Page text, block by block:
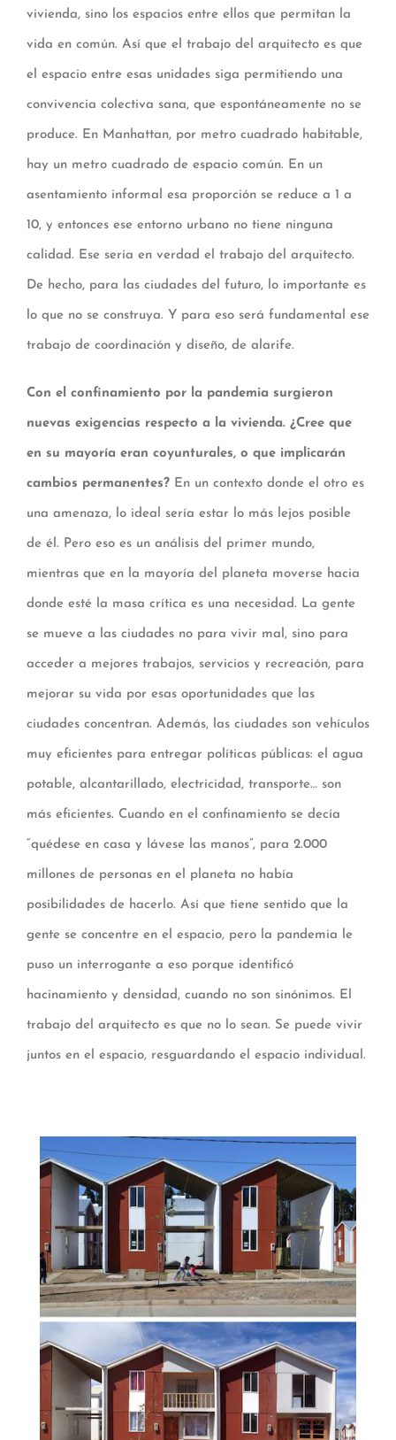
vivienda, sino los espacios entre ellos que permitan la
vida en común. Así que el trabajo del arquitecto es que
el espacio entre esas unidades siga permitiendo una
convivencia colectiva sana, que espontáneamente no se
produce. En Manhattan, por metro cuadrado habitable,
hay un metro cuadrado de espacio común. En un
asentamiento informal esa proporción se reduce a 1 a
10, y entonces ese entorno urbano no tiene ninguna
calidad. Ese sería en verdad el trabajo del arquitecto.
De hecho, para las ciudades del futuro, lo importante es
lo que no se construya. Y para eso será fundamental ese
trabajo de coordinación y diseño, de alarife.
Con el confinamiento por la pandemia surgieron
nuevas exigencias respecto a la vivienda. ¿Cree que
en su mayoría eran coyunturales, o que implicarán
cambios permanentes? En un contexto donde el otro es
una amenaza, lo ideal sería estar lo más lejos posible
de él. Pero eso es un análisis del primer mundo,
mientras que en la mayoría del planeta moverse hacia
donde esté la masa crítica es una necesidad. La gente
se mueve a las ciudades no para vivir mal, sino para
acceder a mejores trabajos, servicios y recreación, para
mejorar su vida por esas oportunidades que las
ciudades concentran. Además, las ciudades son vehículos
muy eficientes para entregar políticas públicas: el agua
potable, alcantarillado, electricidad, transporte… son
más eficientes. Cuando en el confinamiento se decía
“quédese en casa y lávese las manos”, para 2.000
millones de personas en el planeta no había
posibilidades de hacerlo. Así que tiene sentido que la
gente se concentre en el espacio, pero la pandemia le
puso un interrogante a eso porque identificó
hacinamiento y densidad, cuando no son sinónimos. El
trabajo del arquitecto es que no lo sean. Se puede vivir
juntos en el espacio, resguardando el espacio individual.